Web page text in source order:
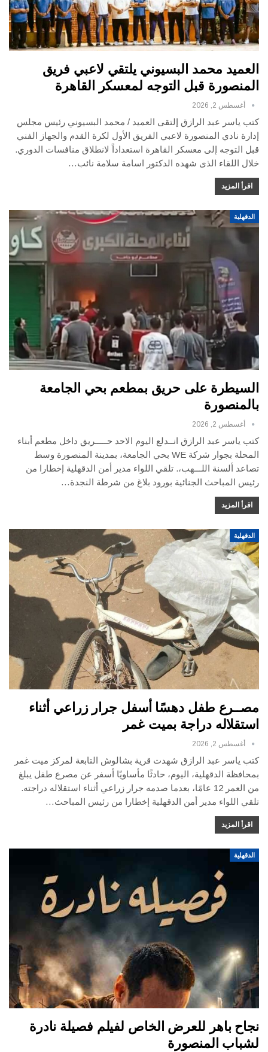
العميد محمد البسيوني يلتقي لاعبي فريق
المنصورة قبل التوجه لمعسكر القاهرة
أغسطس 2, 2026
كتب ياسر عبد الرازق إلتقى العميد / محمد البسيوني رئيس مجلس
إدارة نادي المنصورة لاعبي الفريق الأول لكرة القدم والجهاز الفني
قبل التوجه إلى معسكر القاهرة استعداداً لانطلاق منافسات الدوري.
خلال اللقاء الذى شهده الدكتور اسامة سلامة نائب…
اقرأ المزيد
الدقهلية
السيطرة على حريق بمطعم بحي الجامعة
بالمنصورة
أغسطس 2, 2026
كتب ياسر عبد الرازق انــدلع اليوم الاحد حـــــريق داخل مطعم أبناء
المحلة بجوار شركة WE بحي الجامعة، بمدينة المنصورة وسط
تصاعد ألسنة اللـــهب،. تلقي اللواء مدير أمن الدقهلية إخطارا من
رئيس المباحث الجنائية بورود بلاغ من شرطة النجدة…
اقرأ المزيد
الدقهلية
مصــرع طفل دهسًا أسفل جرار زراعي أثناء
استقلاله دراجة بميت غمر
أغسطس 2, 2026
كتب ياسر عبد الرازق شهدت قرية بشالوش التابعة لمركز ميت غمر
بمحافظة الدقهلية، اليوم، حادثًا مأساويًا أسفر عن مصرع طفل يبلغ
من العمر 12 عامًا، بعدما صدمه جرار زراعي أثناء استقلاله دراجته.
تلقي اللواء مدير أمن الدقهلية إخطارا من رئيس المباحث…
اقرأ المزيد
الدقهلية
نجاح باهر للعرض الخاص لفيلم فصيلة نادرة
لشباب المنصورة